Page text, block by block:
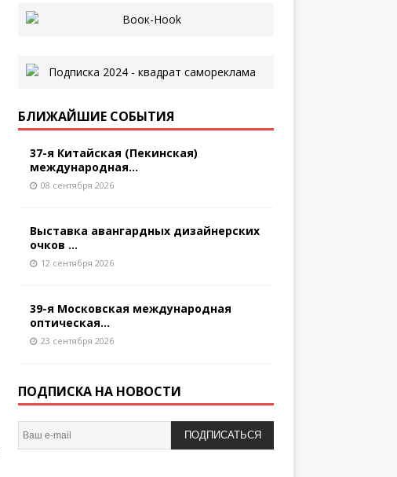
БЛИЖАЙШИЕ СОБЫТИЯ
37-я Китайская (Пекинская)
международная...
08 сентября 2026
Выставка авангардных дизайнерских
очков ...
12 сентября 2026
39-я Московская международная
оптическая...
23 сентября 2026
ПОДПИСКА НА НОВОСТИ
ПОДПИСАТЬСЯ